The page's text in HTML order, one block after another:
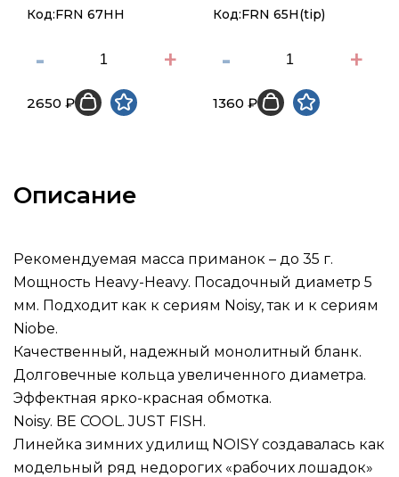
Код:FRN 67HH
- +
2650 ₽
Код:FRN 65H(tip)
- +
1360 ₽
Описание
Рекомендуемая масса приманок – до 35 г.
Мощность Heavy-Heavy. Посадочный диаметр 5
мм. Подходит как к сериям Noisy, так и к сериям
Niobe.
Качественный, надежный монолитный бланк.
Долговечные кольца увеличенного диаметра.
Эффектная ярко-красная обмотка.
Noisy. BE COOL. JUST FISH.
Линейка зимних удилищ NOISY создавалась как
модельный ряд недорогих «рабочих лошадок»